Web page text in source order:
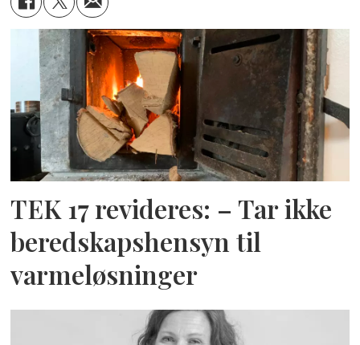
TEK 17 revideres: – Tar ikke
beredskapshensyn til
varmeløsninger